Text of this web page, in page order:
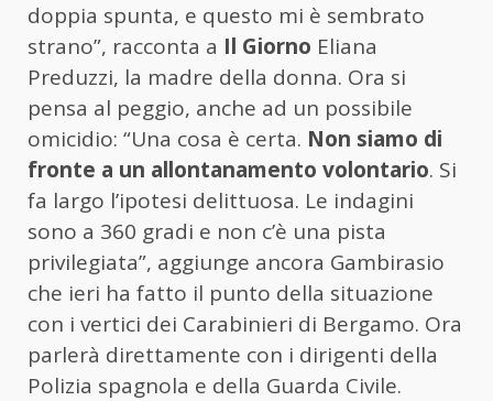
doppia spunta, e questo mi è sembrato
strano”, racconta a Il Giorno Eliana
Preduzzi, la madre della donna. Ora si
pensa al peggio, anche ad un possibile
omicidio: “Una cosa è certa. Non siamo di
fronte a un allontanamento volontario. Si
fa largo l’ipotesi delittuosa. Le indagini
sono a 360 gradi e non c’è una pista
privilegiata”, aggiunge ancora Gambirasio
che ieri ha fatto il punto della situazione
con i vertici dei Carabinieri di Bergamo. Ora
parlerà direttamente con i dirigenti della
Polizia spagnola e della Guarda Civile.